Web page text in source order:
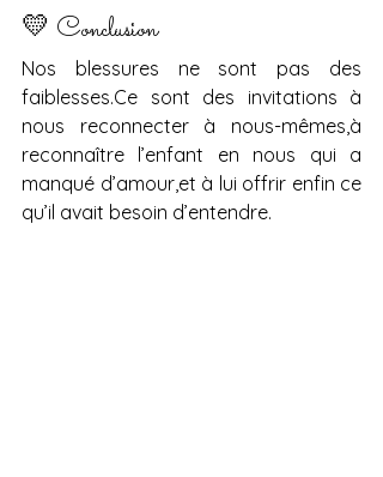
💛 Conclusion
Nos blessures ne sont pas des
faiblesses.Ce sont des invitations à
nous reconnecter à nous-mêmes,à
reconnaître l’enfant en nous qui a
manqué d’amour,et à lui offrir enfin ce
qu’il avait besoin d’entendre.